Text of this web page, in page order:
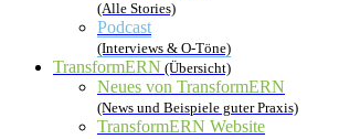
(Alle Stories)
Podcast
(Interviews & O-Töne)
TransformERN (Übersicht)
Neues von TransformERN
(News und Beispiele guter Praxis)
TransformERN Website